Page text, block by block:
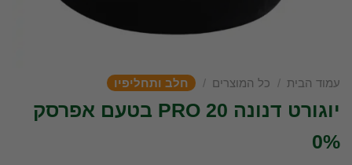
עמוד הבית / כל המוצרים / חלב ותחליפיו
יוגורט דנונה PRO 20 בטעם אפרסק
0%